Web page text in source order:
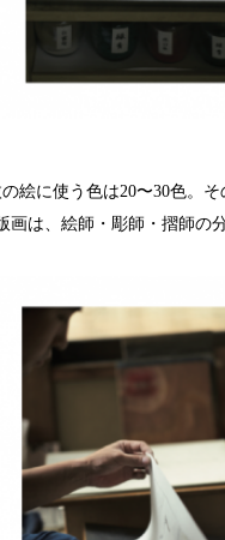
絵に使う色は20〜30色。
画は、絵師・彫師・摺師の分